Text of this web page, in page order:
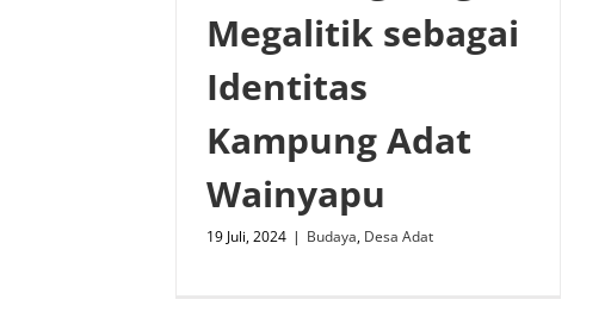
Megalitik sebagai
Identitas
Kampung Adat
Wainyapu
19 Juli, 2024 | Budaya, Desa Adat